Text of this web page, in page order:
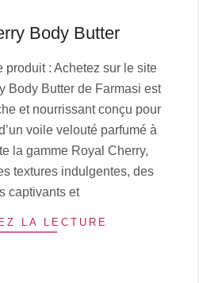
Body Butter
: Achetez sur le site
Body Butter de Farmasi est
et nourrissant conçu pour
voile velouté parfumé à
la gamme Royal Cherry,
textures indulgentes, des
captivants et
LA LECTURE